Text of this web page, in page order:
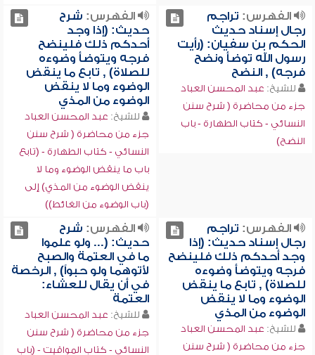
الفهرس: تراجم
رجال إسناد حديث
الحكم بن سفيان: (رأيت
رسول الله توضأ ونضح
فرجه) , النضح
للشيخ: عبد المحسن العباد
جزء من محاضرة ( شرح سنن
النسائي - كتاب الطهارة - باب
النضح)
الفهرس: شرح
حديث: (إذا وجد
أحدكم ذلك فلينضح
فرجه ويتوضأ وضوءه
للصلاة) , تابع ما ينقض
الوضوء وما لا ينقض
الوضوء من المذي
للشيخ: عبد المحسن العباد
جزء من محاضرة ( شرح سنن
النسائي - كتاب الطهارة - (تابع
باب ما ينقض الوضوء وما لا
ينقض الوضوء من المذي) إلى
(باب الوضوء من الغائط))
الفهرس: تراجم
رجال إسناد حديث: (إذا
وجد أحدكم ذلك فلينضح
فرجه ويتوضأ وضوءه
للصلاة) , تابع ما ينقض
الوضوء وما لا ينقض
الوضوء من المذي
للشيخ: عبد المحسن العباد
جزء من محاضرة ( شرح سنن
الفهرس: شرح
حديث: (... ولو علموا
ما في العتمة والصبح
لأتوهما ولو حبواً) , الرخصة
في أن يقال للعشاء:
العتمة
للشيخ: عبد المحسن العباد
جزء من محاضرة ( شرح سنن
النسائي - كتاب المواقيت - (باب